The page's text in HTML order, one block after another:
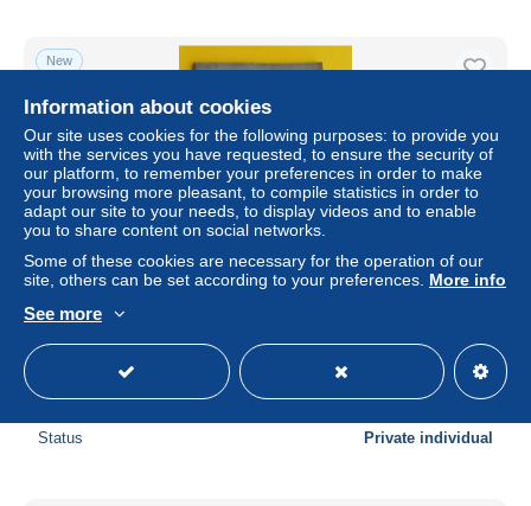
New
"Les Chansons de Jacques-le- Poilu " Georges Letervanic
Jules Garçon soldat WW1 35p 24,2 x 16,2cm Saint Pol sur
Ternoise
± $34.68
Status Private individual
Information about cookies
Our site uses cookies for the following purposes: to provide you
with the services you have requested, to ensure the security of
our platform, to remember your preferences in order to make
your browsing more pleasant, to compile statistics in order to
adapt our site to your needs, to display videos and to enable
you to share content on social networks.
Some of these cookies are necessary for the operation of our
site, others can be set according to your preferences. More info
See more